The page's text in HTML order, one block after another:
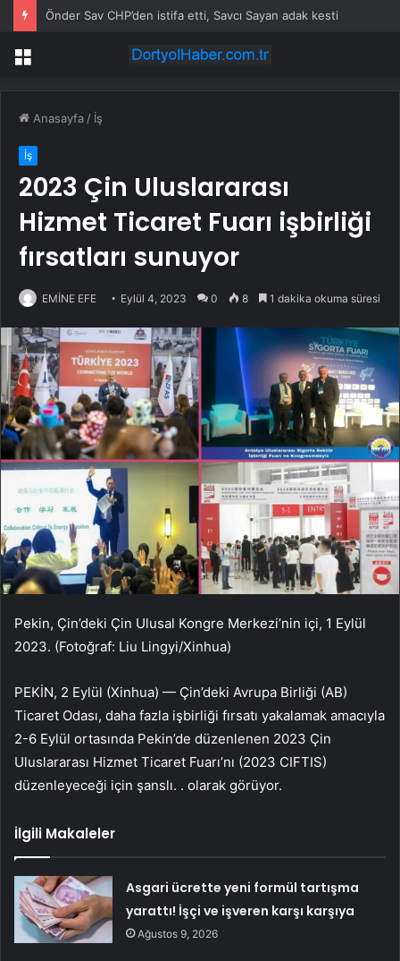
Önder Sav CHP’den istifa etti, Savcı Sayan adak kesti
Menü
Anasayfa / İş
İş
2023 Çin Uluslararası
Hizmet Ticaret Fuarı işbirliği
fırsatları sunuyor
EMİNE EFE Eylül 4, 2023 0 8 1 dakika okuma süresi
Pekin, Çin’deki Çin Ulusal Kongre Merkezi’nin içi, 1 Eylül
2023. (Fotoğraf: Liu Lingyi/Xinhua)
PEKİN, 2 Eylül (Xinhua) — Çin’deki Avrupa Birliği (AB)
Ticaret Odası, daha fazla işbirliği fırsatı yakalamak amacıyla
2-6 Eylül ortasında Pekin’de düzenlenen 2023 Çin
Uluslararası Hizmet Ticaret Fuarı’nı (2023 CIFTIS)
düzenleyeceği için şanslı. . olarak görüyor.
İlgili Makaleler
Asgari ücrette yeni formül tartışma
yarattı! İşçi ve işveren karşı karşıya
Ağustos 9, 2026